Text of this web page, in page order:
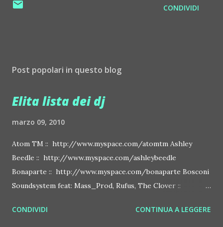
CONDIVIDI
Post popolari in questo blog
Elita lista dei dj
marzo 09, 2010
Atom TM :: http://www.myspace.com/atomtm Ashley
Beedle :: http://www.myspace.com/ashleybeedle
Bonaparte :: http://www.myspace.com/bonaparte Bosconi
Soundsystem feat: Mass_Prod, Rufus, The Clover ::
http://www.myspace.com/benderbyetone Chapelier Fou ::
CONDIVIDI CONTINUA A LEGGERE